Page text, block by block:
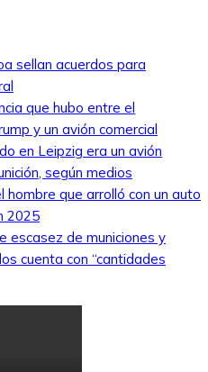
sellan acuerdos para
que hubo entre el
y un avión comercial
en Leipzig era un avión
según medios
que arrolló con un auto
2025
escasez de municiones y
cuenta con “cantidades